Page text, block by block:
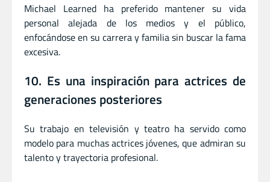
Michael Learned ha preferido mantener su vida
personal alejada de los medios y el público,
enfocándose en su carrera y familia sin buscar la fama
excesiva.
10. Es una inspiración para actrices de
generaciones posteriores
Su trabajo en televisión y teatro ha servido como
modelo para muchas actrices jóvenes, que admiran su
talento y trayectoria profesional.